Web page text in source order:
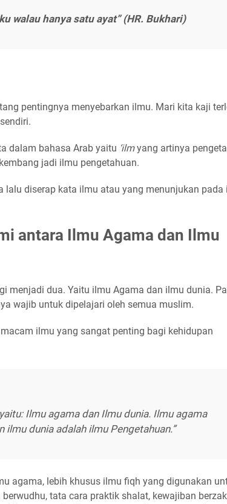
walau hanya satu ayat”(HR. Bukhari)
pentingnya menyebarkan ilmu. Mari kita kaji
dalam bahasa Arab yaitu ‘ilmyang artinya
jadi ilmu pengetahuan.
diserap kata ilmu atau yang menunjukan pada
antara Ilmu Agama dan Ilmu
menjadi dua. Yaitu ilmu Agama dan ilmu dunia.
wajib untuk dipelajari oleh semua muslim.
ilmu yang sangat penting bagi kehidupan
Ilmu agama dan Ilmu dunia. Ilmu agama
ilmu dunia adalah ilmu Pengetahuan.”
agama, lebih khusus ilmu fiqh yang digunakan
tata cara praktik shalat, kewajiban